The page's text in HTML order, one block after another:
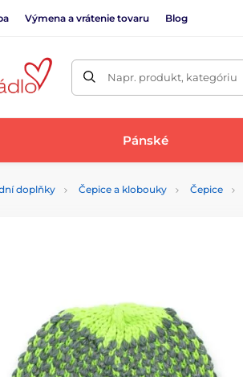
Výmena a vrátenie tovaru Blog
Napr. produkt, kategóriu
Pánské
doplňky Čepice a klobouky Čepice